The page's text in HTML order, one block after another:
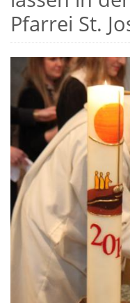
Pfarrei St.